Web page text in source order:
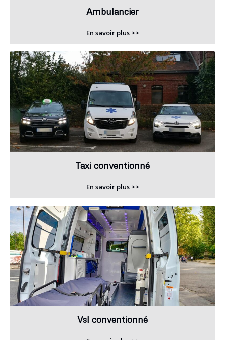
Ambulancier
En savoir plus >>
Taxi conventionné
En savoir plus >>
Vsl conventionné